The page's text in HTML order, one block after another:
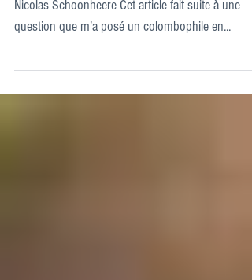
Prophylaxie et paratyphose Docteur vétérinaire
Nicolas Schoonheere Cet article fait suite à une